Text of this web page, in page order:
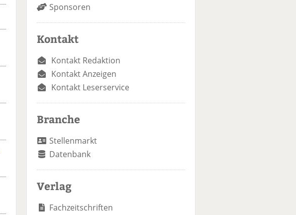
Sponsoren
Kontakt
Kontakt Redaktion
Kontakt Anzeigen
Kontakt Leserservice
Branche
Stellenmarkt
Datenbank
Verlag
Fachzeitschriften